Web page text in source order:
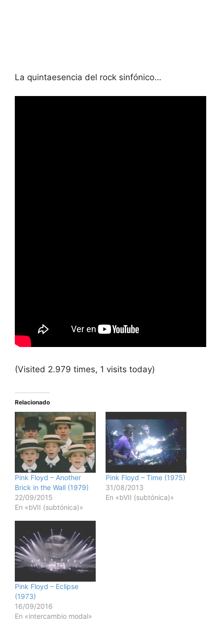
La quintaesencia del rock sinfónico…
(Visited 2.979 times, 1 visits today)
Relacionado
Pink Floyd – Another
Brick in the Wall (1979)
22/09/2015
En «bVII (subtónica)»
Pink Floyd – Time (1975)
31/08/2013
En «bVII (subtónica)»
Pink Floyd – Eclipse
(1973)
16/09/2016
En «intercambio modal»